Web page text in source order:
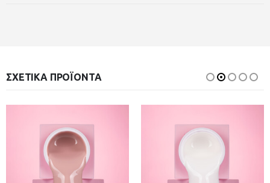
ΣΧΕΤΙΚΆ ΠΡΟΪΌΝΤΑ